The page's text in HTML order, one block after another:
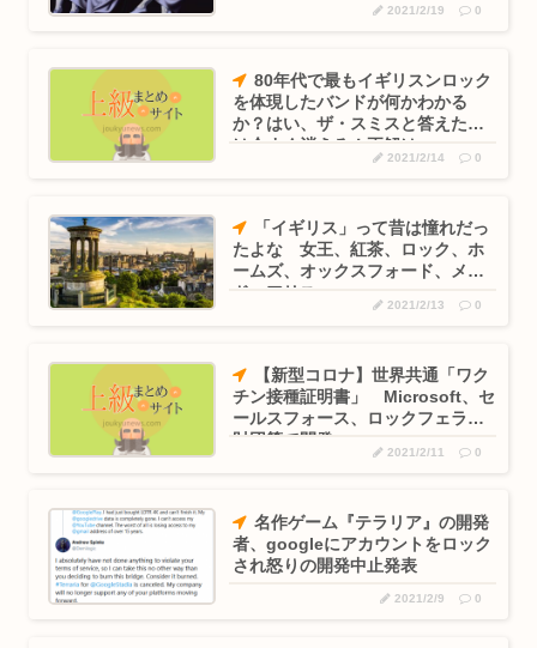
2021/2/19 0
80年代で最もイギリスンロック
を体現したバンドが何かわかる
か？はい、ザ・スミスと答えた奴
は今すぐ消えろ！正解は…
2021/2/14 0
「イギリス」って昔は憧れだっ
たよな 女王、紅茶、ロック、ホ
ームズ、オックスフォード、メイ
ド、アリス…
2021/2/13 0
【新型コロナ】世界共通「ワク
チン接種証明書」 Microsoft、セ
ールスフォース、ロックフェラー
財団等で開発
2021/2/11 0
名作ゲーム『テラリア』の開発
者、googleにアカウントをロック
され怒りの開発中止発表
2021/2/9 0